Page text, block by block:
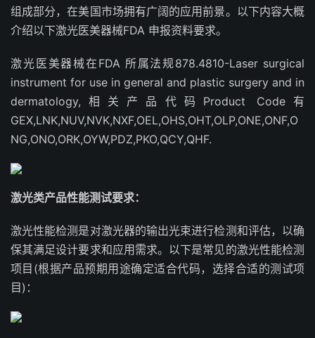
组成部分，在美国市场拥有广阔的应用前景。以下内容大概
介绍以下激光医美器械FDA 申报资料要求。
激光医美器械在FDA 所属法规878.4810-Laser surgical
instrument for use in general and plastic surgery and in
dermatology,相关产品代码Product Code有
GEX,LNK,NUV,NVK,NXF,OEL,OHS,OHT,OLP,ONE,ONF,O
NG,ONO,ORK,OYW,PDZ,PKO,QCY,QHF.
激光类产品性能测试要求：
激光性能检测是对激光器的输出光束进行检测和评估，以确
保其满足设计要求和应用需求。以下是常见的激光性能检测
项目(根据产品预期用途确定适合代码，选择合适的测试项
目)：